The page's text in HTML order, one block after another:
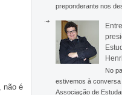
não é
preponderante nos
No
estivemos à
Associação de